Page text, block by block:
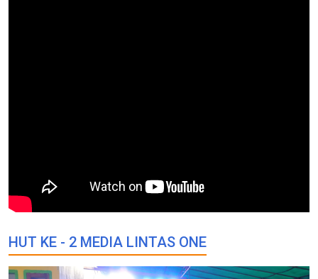
HUT KE - 2 MEDIA LINTAS ONE